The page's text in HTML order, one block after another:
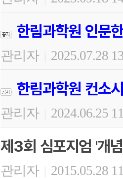
한림과학원 인문
관리자 | 2025.07.28
한림과학원 컨소
관리자 | 2024.06.25
제3회 심포지엄 '개
관리자 | 2015.05.28